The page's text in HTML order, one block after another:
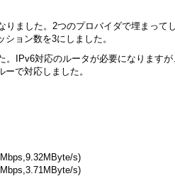
りました。2つのプロバイダで埋まって
ョン数を3にしました。
。IPv6対応のルータが必要になります
で対応しました。
s)
s)